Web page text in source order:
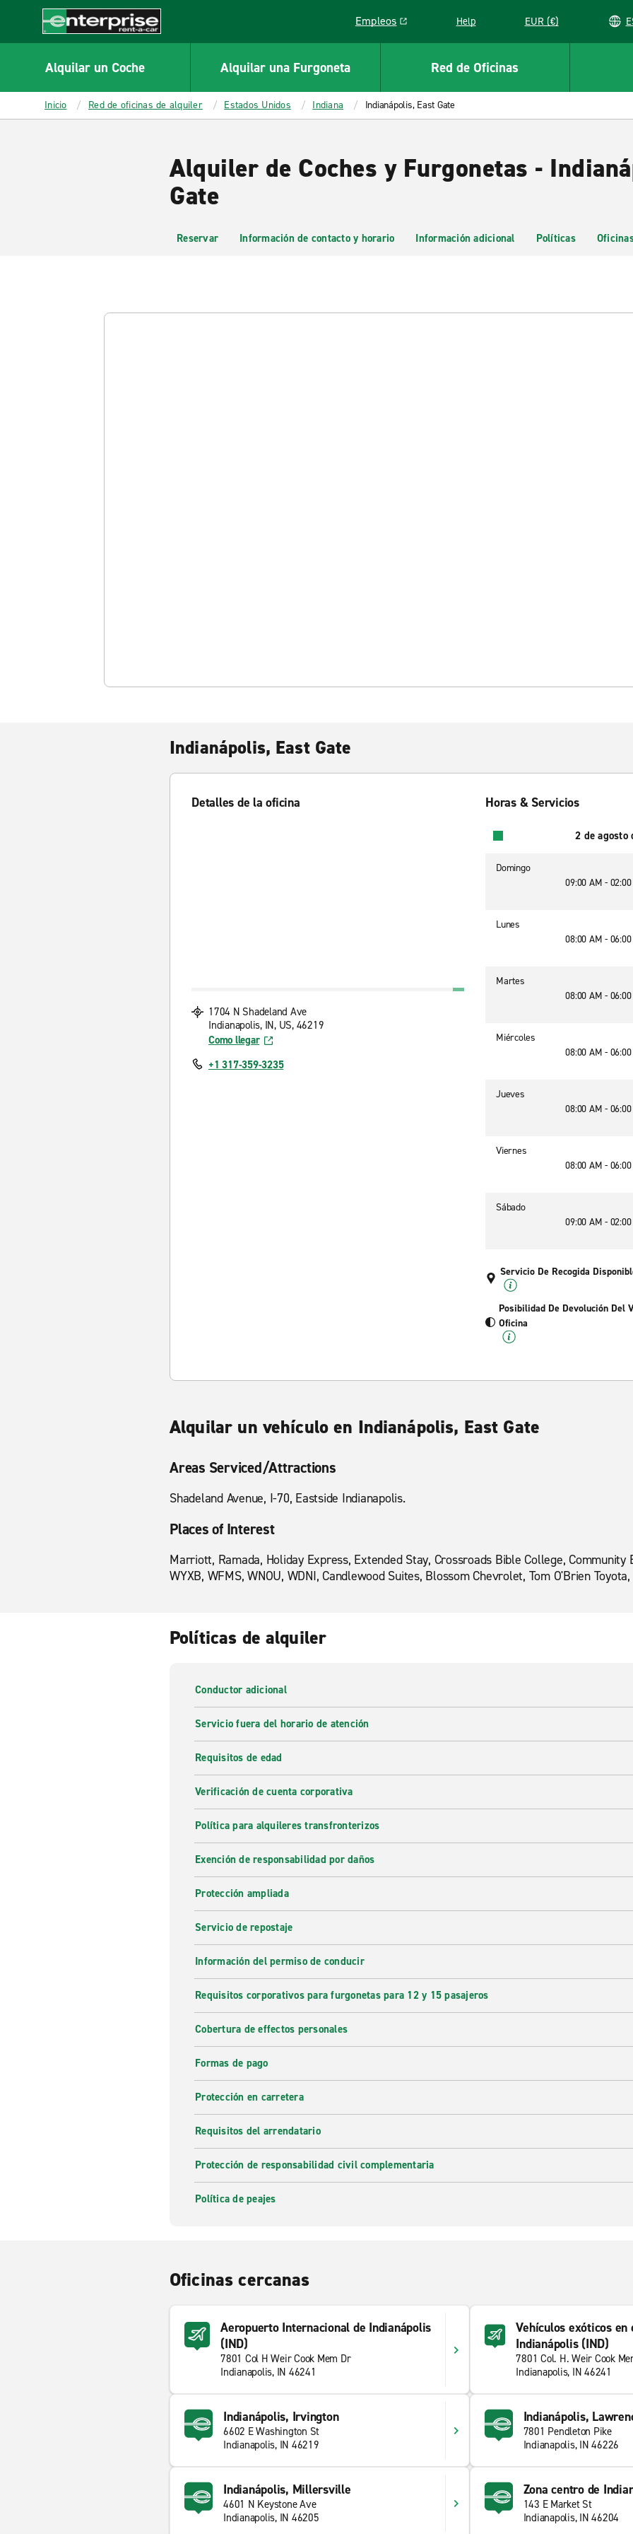
CONTENT
Enterprise
Empleos
Link opens in a new window
Help EUR (€)
Alquilar un Coche Alquilar una Furgoneta Red de Oficinas
Inicio Red de oficinas de alquiler Estados Unidos Indiana Indianápolis, East Gate
Alquiler de Coches y Furgonetas -
Gate
Reservar Información de contacto y horario Información adicional Políticas
Indianápolis, East Gate
Detalles de la oficina
1704 N Shadeland Ave
Indianapolis, IN, US, 46219
Como llegar
+1 317-359-3235
Horas & Servicios
2 de agosto
Domingo
09:00 AM -
Lunes
08:00 AM -
Martes
08:00 AM -
Miércoles
08:00 AM -
Jueves
08:00 AM -
Viernes
08:00 AM -
Sábado
09:00 AM -
Servicio De Recogida
Posibilidad De Devolución Del
Oficina
Alquilar un vehículo en Indianápolis, East Gate
Areas Serviced/Attractions
Shadeland Avenue, I-70, Eastside Indianapolis.
Places of Interest
Marriott, Ramada, Holiday Express, Extended Stay, Crossroads Bible College,
WYXB, WFMS, WNOU, WDNI, Candlewood Suites, Blossom Chevrolet, Tom O'Brien
Políticas de alquiler
Conductor adicional
Servicio fuera del horario de atención
Requisitos de edad
Verificación de cuenta corporativa
Política para alquileres transfronterizos
Exención de responsabilidad por daños
Protección ampliada
Servicio de repostaje
Información del permiso de conducir
Requisitos corporativos para furgonetas para 12 y 15 pasajeros
Cobertura de effectos personales
Formas de pago
Protección en carretera
Requisitos del arrendatario
Protección de responsabilidad civil complementaria
Política de peajes
Oficinas cercanas
Aeropuerto Internacional de Indianápolis
(IND)
7801 Col H Weir Cook Mem Dr
Indianapolis, IN 46241
Vehículos exóticos en
Indianápolis (IND)
7801 Col. H. Weir Cook
Indianapolis, IN 46241
Indianápolis, Irvington
6602 E Washington St
Indianapolis, IN 46219
Indianápolis,
7801 Pendleton Pike
Indianapolis, IN 46226
Indianápolis, Millersville
4601 N Keystone Ave
Indianapolis, IN 46205
Zona centro de
143 E Market St
Indianapolis, IN 46204